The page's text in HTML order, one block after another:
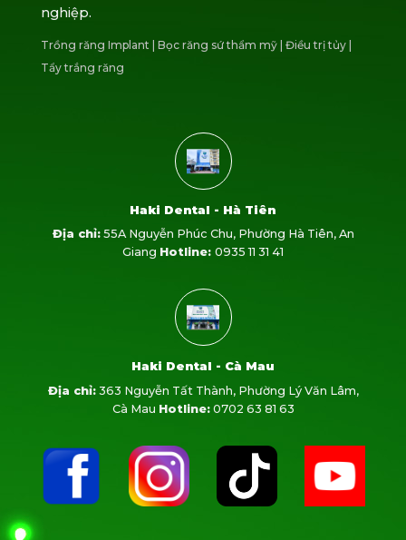
nghiệp.
Trồng răng Implant Bọc răng sứ thẩm mỹ Điều trị tủy
Tẩy trắng răng
Haki Dental - Hà Tiên
Địa chỉ:55A Nguyễn Phúc Chu, Phường Hà Tiên, An
Giang Hotline: 0935 11 31 41
Haki Dental - Cà Mau
Địa chỉ:363 Nguyễn Tất Thành, Phường Lý Văn Lâm,
Cà Mau Hotline:0702 63 81 63